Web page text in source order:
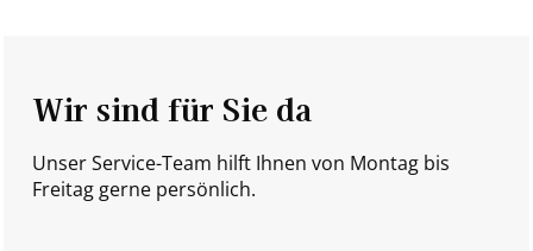
Wir sind für Sie da
Unser Service-Team hilft Ihnen von Montag bis
Freitag gerne persönlich.